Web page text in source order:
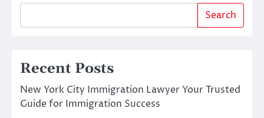
Search
Recent Posts
New York City Immigration Lawyer Your Trusted
Guide for Immigration Success